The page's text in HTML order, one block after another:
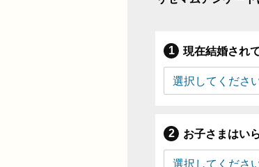
現在結婚され
お子さまはい